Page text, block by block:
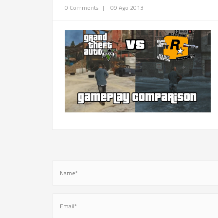
0 Comments | 09 Ago 2013